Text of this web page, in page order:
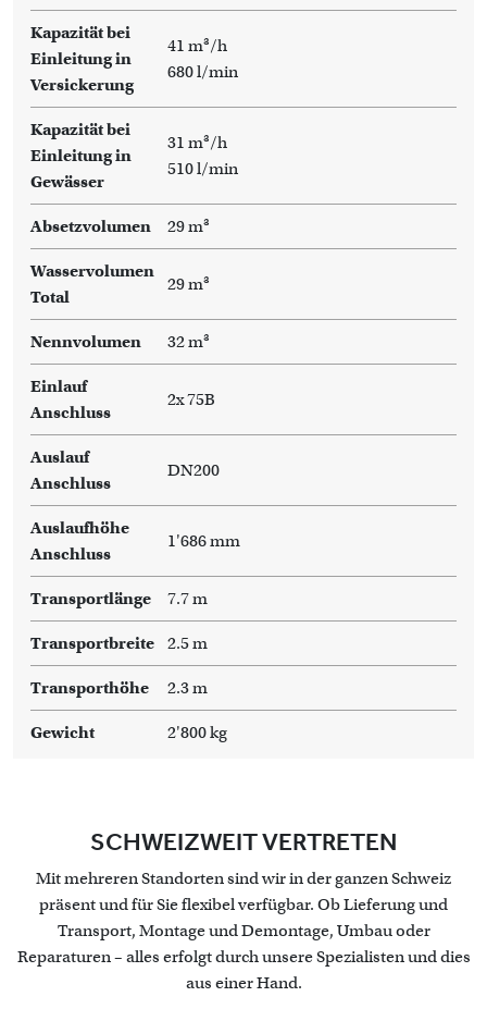
Kapazität bei
Einleitung in
Versickerung
41 m³/h
680 l/min
Kapazität bei
Einleitung in
Gewässer
31 m³/h
510 l/min
Absetzvolumen 29 m³
Wasservolumen
Total
29 m³
Nennvolumen 32 m³
Einlauf
Anschluss
2x 75B
Auslauf
Anschluss
DN200
Auslaufhöhe
Anschluss
1'686 mm
Transportlänge 7.7 m
Transportbreite 2.5 m
Transporthöhe 2.3 m
Gewicht 2'800 kg
SCHWEIZWEIT VERTRETEN
Mit mehreren Standorten sind wir in der ganzen Schweiz
präsent und für Sie flexibel verfügbar. Ob Lieferung und
Transport, Montage und Demontage, Umbau oder
Reparaturen – alles erfolgt durch unsere Spezialisten und dies
aus einer Hand.